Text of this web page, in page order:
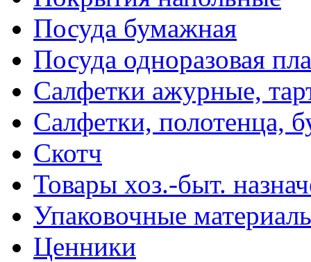
Посуда бумажная
Посуда одноразовая
Салфетки ажурные,
Салфетки, полотенца,
Скотч
Товары хоз.-быт.
Упаковочные
Ценники